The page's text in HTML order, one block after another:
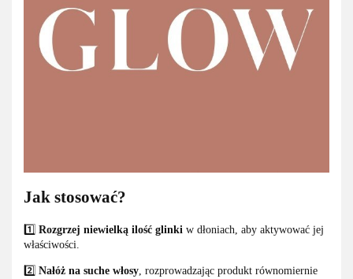
Jak stosować?
1️⃣ Rozgrzej niewielką ilość glinki w dłoniach, aby aktywować jej
właściwości.
2️⃣ Nałóż na suche włosy, rozprowadzając produkt równomiernie